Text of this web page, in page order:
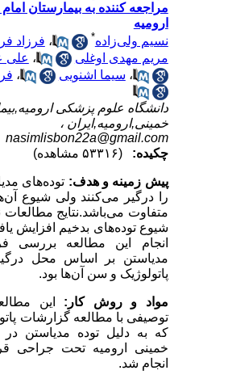
مراجعه کننده به بیمارستان امام
ارومیه
نسیم ولی‌زاده* ،فرزاد
مریم مهدی اوغلی
،علی
،سیما اشنویی ،
دانشگاه علوم پزشکی
خمینی,ارومیه,ایران ،
nasimlisbon22a@gmail.com
چکیده:
پیش زمینه و هدف: توده‌های
را درگیر می‌کنند ولی شیوع
متفاوت می‌باشد.نتایج مطالعات
شیوع توده‌های بدخیم افزایش
انجام این مطالعه بررسی
مدیاستن بر اساس محل
پاتولوژیک و سن آن‌ها بود.
مواد و روش کار:این
که به دلیل توده مدیاستن در
خمینی ارومیه تحت جراحی
انجام شد.